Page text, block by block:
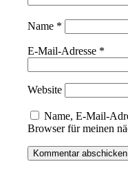
Name *
E-Mail-Adresse *
Website
Name, E-Mail-
Browser für meinen